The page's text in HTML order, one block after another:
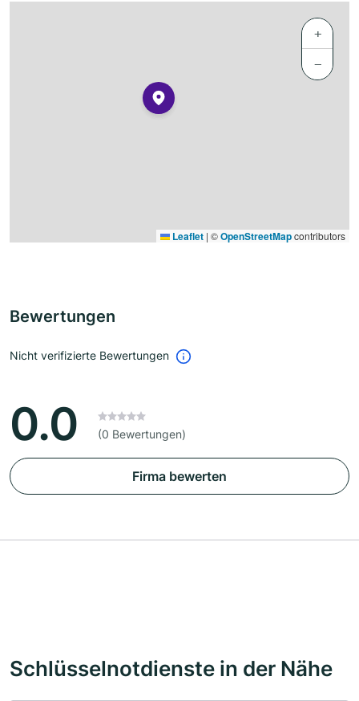
+
−
Leaflet | ©OpenStreetMapcontributors
Bewertungen
Nicht verifizierte Bewertungen
0.0 (0 Bewertungen)
Firma bewerten
Schlüsselnotdienste in der Nähe